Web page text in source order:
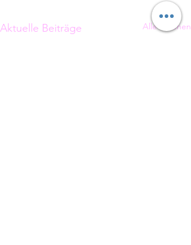
Aktuelle Beiträge Alle ansehen